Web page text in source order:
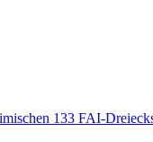
133 FAI-